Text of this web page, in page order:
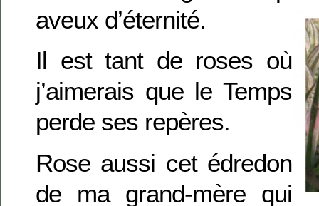
aveux d’éternité.
Il est tant de roses où
j’aimerais que le Temps
perde ses repères.
Rose aussi cet édredon
de ma grand-mère qui